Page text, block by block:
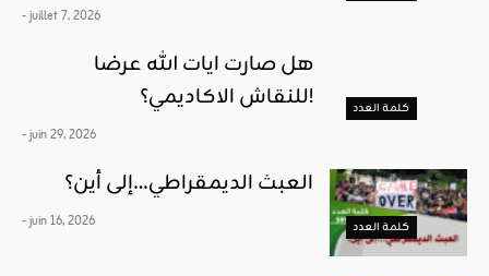
- juillet 7, 2026
كلمة العدد
هل صارت ايات الله عرضا
للنقاش الاكاديمي؟!
- juin 29, 2026
كلمة العدد
العبث الديمقراطي…إلى أين؟
- juin 16, 2026